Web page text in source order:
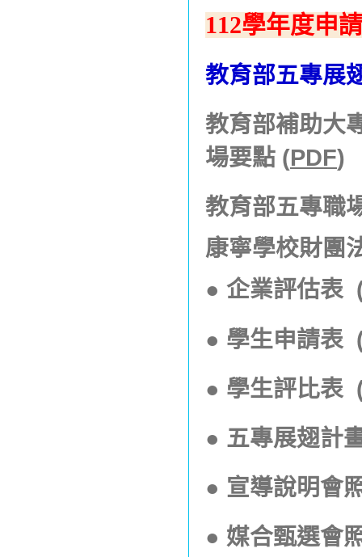
112學年度申
教育部五專展
教育部補助大
場要點 (PDF)
教育部五專職
康寧學校財團
● 企業評估表
● 學生申請表
● 學生評比表
● 五專展翅計
● 宣導說明會
● 媒合甄選會